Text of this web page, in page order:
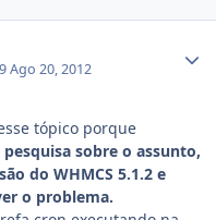
Ago 20, 2012
tópico porque
sobre o assunto,
do WHMCS 5.1.2 e
o problema.